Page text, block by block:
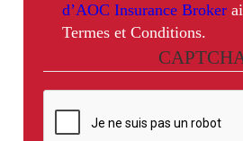
d’AOC Insurance Broker
Termes et Conditions.